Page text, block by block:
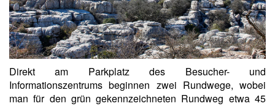
Direkt am Parkplatz des Besucher- und
Informationszentrums beginnen zwei Rundwege, wobei
man für den grün gekennzeichneten Rundweg etwa 45